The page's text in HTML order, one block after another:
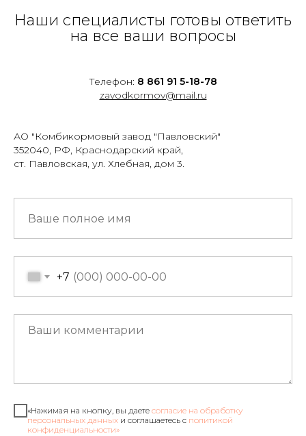
Наши специалисты готовы ответить
на все ваши вопросы
Телефон: 8 861 91 5-18-78
zavodkormov@mail.ru
АО "Комбикормовый завод "Павловский"
352040, РФ, Краснодарский край,
ст. Павловская, ул. Хлебная, дом 3.
+7
«Нажимая на кнопку, вы даете согласие на обработку
персональных данных и соглашаетесь c политикой
конфиденциальности»